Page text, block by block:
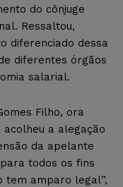
do cônjuge
Ressaltou,
diferenciado dessa
diferentes órgãos
salarial.
Filho, ora
a alegação
da apelante
todos os fins
tem amparo legal”,